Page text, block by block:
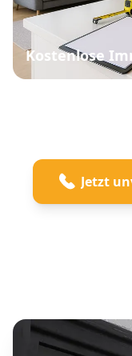
Kostenlose
Jetzt